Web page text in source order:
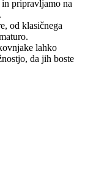
pripravljamo na
od klasičnega
lahko
da jih boste